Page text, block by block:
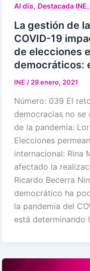
Al día, Destacada INE,
La gestión de
COVID-19
de elecciones
democráticos:
INE / 29 enero, 2021
Número: 039 El
democracias no
de la pandemia:
Elecciones
internacional: Rina
afectado la
Ricardo Becerra
democrático ha
la pandemia del
está determinando